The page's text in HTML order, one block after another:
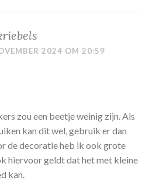
2024 OM 20:59
zou een beetje weinig zijn. Als
kan dit wel, gebruik er dan
de decoratie heb ik ook grote
hiervoor geldt dat het met kleine
kan.